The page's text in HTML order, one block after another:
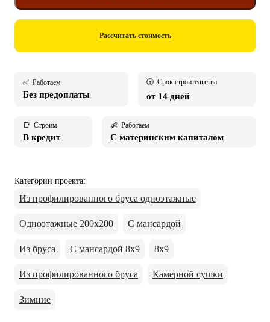
Рассчитать стоимость
✅ Работаем
Без предоплаты
🕝 Срок строительства
от 14 дней
📑 Строим
В кредит
👶 Работаем
С материнским капиталом
Категории проекта:
Из профилированного бруса одноэтажные
Одноэтажные 200х200 С мансардой
Из бруса С мансардой 8х9 8х9
Из профилированного бруса Камерной сушки
Зимние